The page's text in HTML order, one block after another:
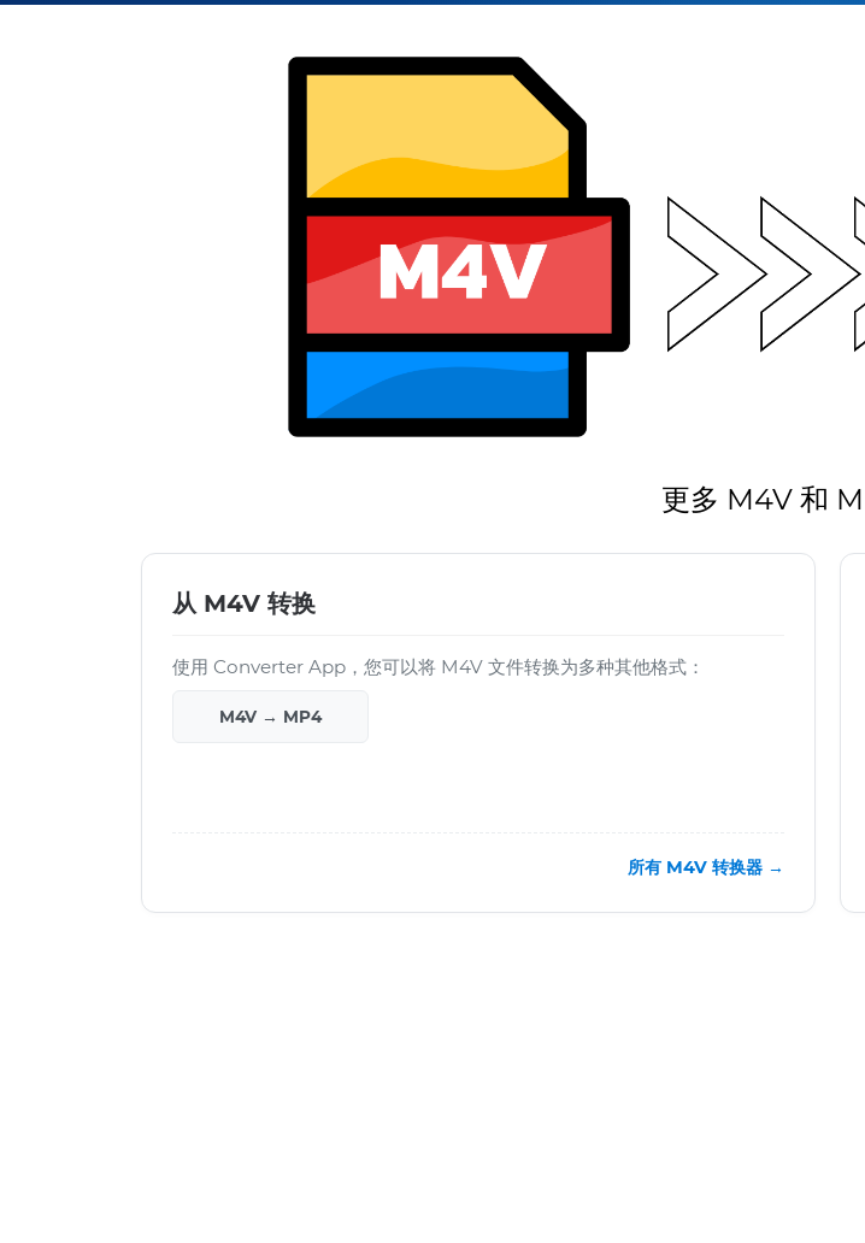
更多 M4V 和
从 M4V 转换
使用 Converter App，您可以将 M4V 文件转换为多种其他格式：
M4V → MP4
所有 M4V 转换器 →